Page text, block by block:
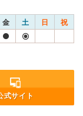
金 土 日 祝
式サイト